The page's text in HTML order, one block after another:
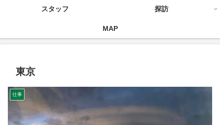
スタッフ 探訪
MAP
東京
仕事